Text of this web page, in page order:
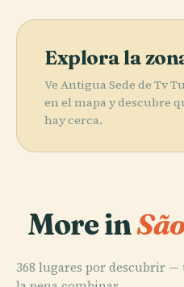
Explora la
Ve Antigua Sede de Tv
en el mapa y descubre
hay cerca.
More in
368 lugares por descubrir —